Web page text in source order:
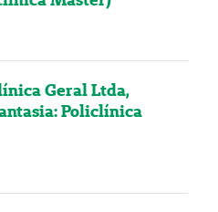
Geral Ltda,
Policlínica